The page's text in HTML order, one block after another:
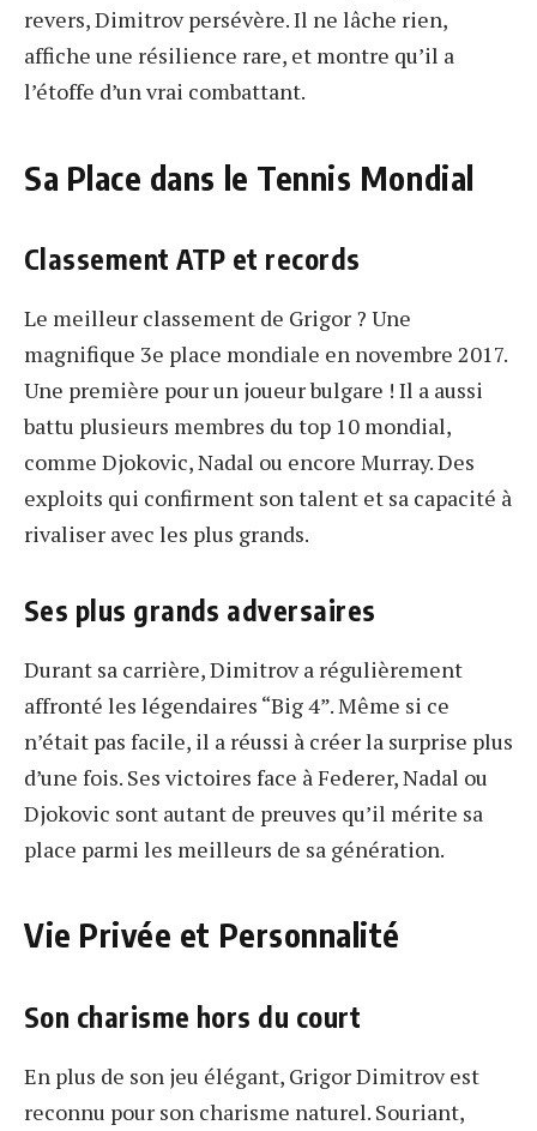
revers, Dimitrov persévère. Il ne lâche rien,
affiche une résilience rare, et montre qu’il a
l’étoffe d’un vrai combattant.
Sa Place dans le Tennis Mondial
Classement ATP et records
Le meilleur classement de Grigor ? Une
magnifique 3e place mondiale en novembre 2017.
Une première pour un joueur bulgare ! Il a aussi
battu plusieurs membres du top 10 mondial,
comme Djokovic, Nadal ou encore Murray. Des
exploits qui confirment son talent et sa capacité à
rivaliser avec les plus grands.
Ses plus grands adversaires
Durant sa carrière, Dimitrov a régulièrement
affronté les légendaires “Big 4”. Même si ce
n’était pas facile, il a réussi à créer la surprise plus
d’une fois. Ses victoires face à Federer, Nadal ou
Djokovic sont autant de preuves qu’il mérite sa
place parmi les meilleurs de sa génération.
Vie Privée et Personnalité
Son charisme hors du court
En plus de son jeu élégant, Grigor Dimitrov est
reconnu pour son charisme naturel. Souriant,